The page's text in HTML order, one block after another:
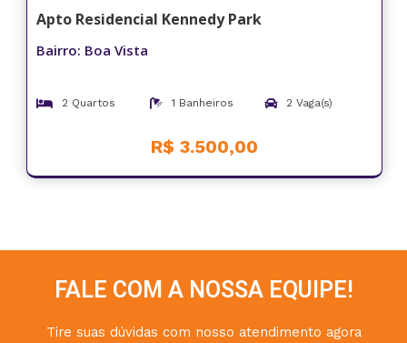
Apto Residencial Kennedy Park
Bairro: Boa Vista
2 Quartos 1 Banheiros 2 Vaga(s)
R$ 3.500,00
FALE COM A NOSSA EQUIPE!
Tire suas dúvidas com nosso atendimento agora